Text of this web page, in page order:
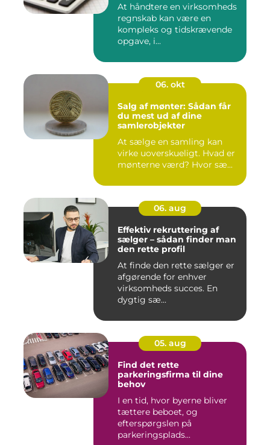
At håndtere en virksomheds
regnskab kan være en
kompleks og tidskrævende
opgave, i...
06. okt
Salg af mønter: Sådan får
du mest ud af dine
samlerobjekter
At sælge en samling kan
virke uoverskueligt. Hvad er
mønterne værd? Hvor sæ...
06. aug
Effektiv rekruttering af
sælger – sådan finder man
den rette profil
At finde den rette sælger er
afgørende for enhver
virksomheds succes. En
dygtig sæ...
05. aug
Find det rette
parkeringsfirma til dine
behov
I en tid, hvor byerne bliver
tættere beboet, og
efterspørgslen på
parkeringsplads...